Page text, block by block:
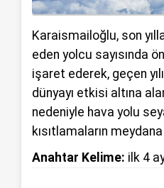
Karaismailoğlu, son
eden yolcu sayısında
işaret ederek, geçen
dünyayı etkisi altına
nedeniyle hava yolu
kısıtlamaların
Anahtar Kelime: ilk 4 ay